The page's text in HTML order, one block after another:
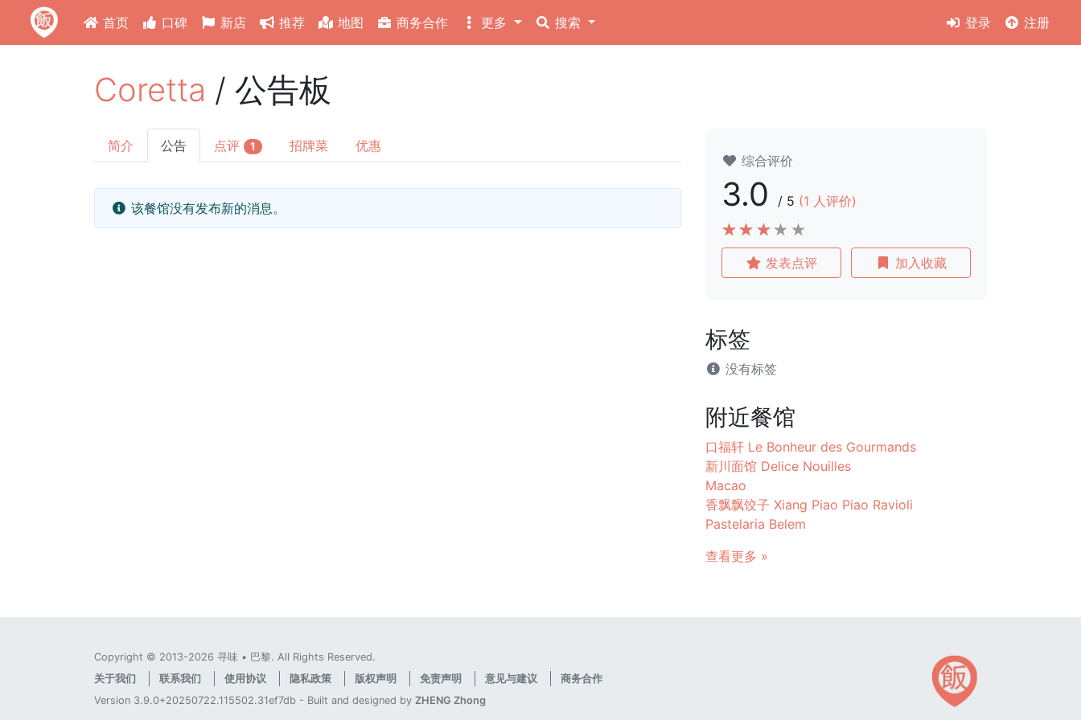
首页 口碑 新店 推荐 地图 商务合作 更多 搜索 登录 注册
Coretta / 公告板
简介 公告 点评 1 招牌菜 优惠
该餐馆没有发布新的消息。
综合评价
3.0 / 5 (1 人评价)
发表点评 加入收藏
标签
没有标签
附近餐馆
口福轩 Le Bonheur des Gourmands
新川面馆 Delice Nouilles
Macao
香飘飘饺子 Xiang Piao Piao Ravioli
Pastelaria Belem
查看更多 »
Copyright © 2013-2026 寻味 • 巴黎. All Rights Reserved.
关于我们
联系我们 使用协议 隐私政策 版权声明 免责声明 意见与建议
商务合作
Version 3.9.0+20250722.115502.31ef7db - Built and designed by ZHENG Zhong